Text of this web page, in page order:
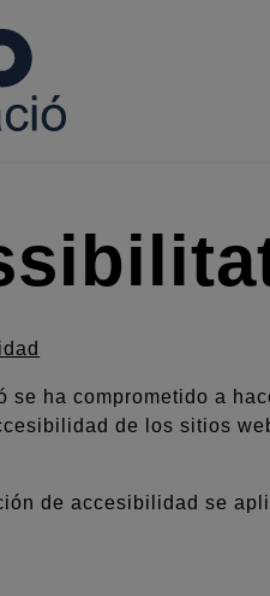
se ha comprometido a
de los sitios
de accesibilidad se